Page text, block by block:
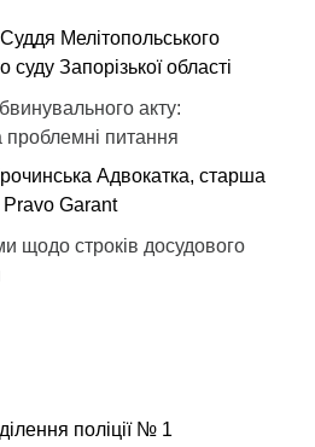
Cуддя Мелітопольського
суду Запорізької області
акту:
проблемні питання
Адвокатка, старша
Garant
щодо строків досудового
поліції № 1